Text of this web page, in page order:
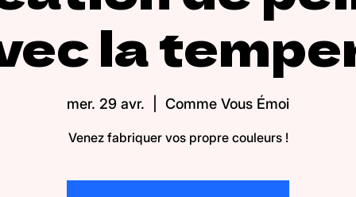
la
mer. 29 avr. Comme Vous Émoi
Venez fabriquer vos propre couleurs !